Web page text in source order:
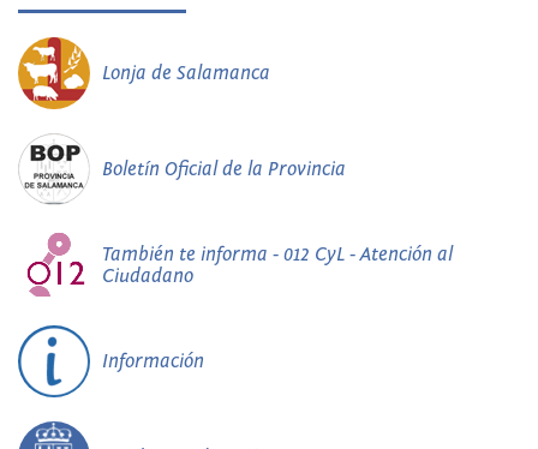
Lonja de Salamanca
Boletín Oficial de la Provincia
También te informa - 012 CyL - Atención al
Ciudadano
Información